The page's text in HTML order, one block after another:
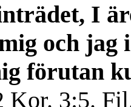
I
och jag
förutan
Kor. 3:5.